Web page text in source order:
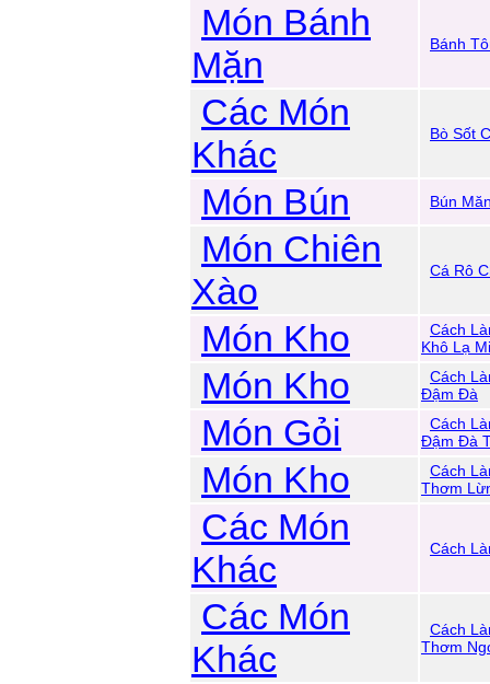
Món Bánh
Mặn
Bánh
Các Món
Khác
Bò Sốt
Món Bún Bún
Món Chiên
Xào
Cá Rô
Món Kho
Cách
Khô Lạ
Món Kho
Cách
Đậm Đà
Món Gỏi
Cách
Đậm Đà
Món Kho
Cách
Thơm
Các Món
Khác
Cách
Các Món
Khác
Cách
Thơm